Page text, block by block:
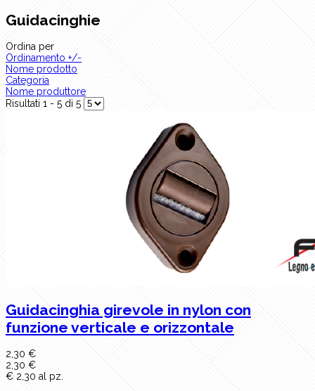
Guidacinghie
Ordina per
Ordinamento +/-
Nome prodotto
Categoria
Nome produttore
Risultati 1 - 5 di 5
Guidacinghia girevole in nylon con
funzione verticale e orizzontale
2,30 €
2,30 €
€ 2,30 al pz.